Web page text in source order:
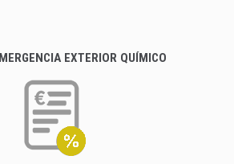
EXTERIOR QUÍMICO